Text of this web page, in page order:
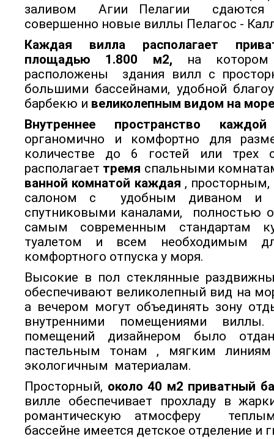
заливом Агии Пелагии
совершенно новые виллы Пелагос -
Каждая вилла располагает
площадью 1.800 м2, на
расположены здания вилл с
большими бассейнами, удобной
барбекю и великолепным видом на
Внутреннее пространство
органомично и комфортно для
количестве до 6 гостей или трех
располагает тремя спальными
ванной комнатой каждая , просторным,
салоном с удобным диваном и
спутниковыми каналами, полностью
самым современным стандартам
туалетом и всем необходимым
комфортного отпуска у моря.
Высокие в пол стеклянные
обеспечивают великолепный вид на
а вечером могут объединять зону
внутренними помещениями
помещений дизайнером было
пастельным тонам , мягким
экологичным материалам.
Просторный, около 40 м2 приватный
вилле обеспечивает прохладу в
романтическую атмосферу
бассейне имеется детское отделение и